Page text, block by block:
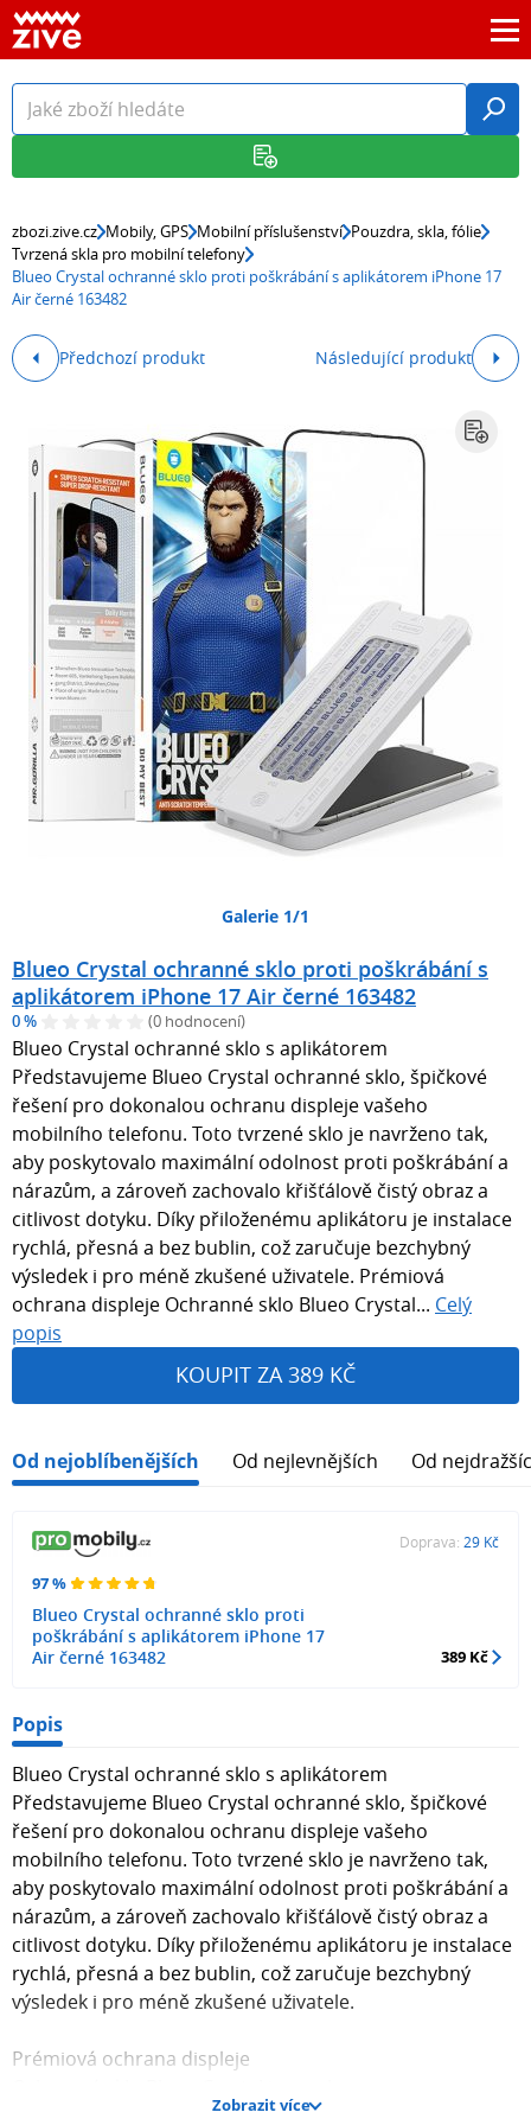
zbozi.zive.cz Mobily, GPS Mobilní příslušenství Pouzdra, skla, fólie
Tvrzená skla pro mobilní telefony
Blueo Crystal ochranné sklo proti poškrábání s aplikátorem iPhone 17
Air černé 163482
Předchozí produkt Následující produkt
Galerie 1/1
Blueo Crystal ochranné sklo proti poškrábání s
aplikátorem iPhone 17 Air černé 163482
0 % (0 hodnocení)
Blueo Crystal ochranné sklo s aplikátorem
Představujeme Blueo Crystal ochranné sklo, špičkové
řešení pro dokonalou ochranu displeje vašeho
mobilního telefonu. Toto tvrzené sklo je navrženo tak,
aby poskytovalo maximální odolnost proti poškrábání a
nárazům, a zároveň zachovalo křišťálově čistý obraz a
citlivost dotyku. Díky přiloženému aplikátoru je instalace
rychlá, přesná a bez bublin, což zaručuje bezchybný
výsledek i pro méně zkušené uživatele. Prémiová
ochrana displeje Ochranné sklo Blueo Crystal... Celý
popis
KOUPIT ZA 389 KČ
Od nejoblíbenějších Od nejlevnějších Od
97 %
Blueo Crystal ochranné sklo proti
poškrábání s aplikátorem iPhone 17
Air černé 163482
Doprava: 29 Kč
389 Kč
Popis
Blueo Crystal ochranné sklo s aplikátorem
Představujeme Blueo Crystal ochranné sklo, špičkové
řešení pro dokonalou ochranu displeje vašeho
mobilního telefonu. Toto tvrzené sklo je navrženo tak,
aby poskytovalo maximální odolnost proti poškrábání a
nárazům, a zároveň zachovalo křišťálově čistý obraz a
citlivost dotyku. Díky přiloženému aplikátoru je instalace
rychlá, přesná a bez bublin, což zaručuje bezchybný
výsledek i pro méně zkušené uživatele.
Prémiová ochrana displeje
kvalitního hlinitokřemičitého skla, které je známé svou
Zobrazit více